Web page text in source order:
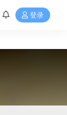
登录